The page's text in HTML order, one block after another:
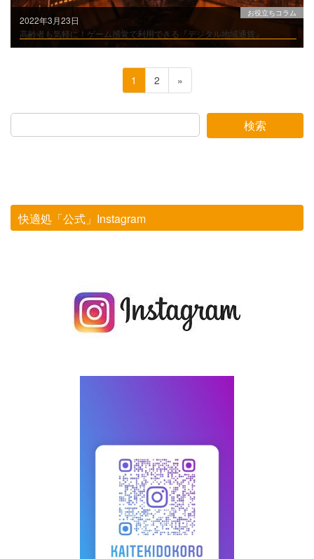
2022年3月23日
お役立ちコラム
高齢者も気軽に！ゲーム感覚で利用できる『デジタル地域通貨』
ナ
ビ
シ
ョ
ペ
ー
ジ
1
ペ
ー
ジ
2 »
検索
快適処「公式」Instagram